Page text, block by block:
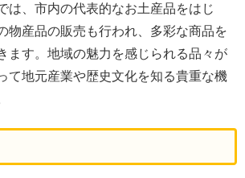
は、市内の代表的なお土産品をはじ
物産品の販売も行われ、多彩な商品を
ます。地域の魅力を感じられる品々が
て地元産業や歴史文化を知る貴重な機